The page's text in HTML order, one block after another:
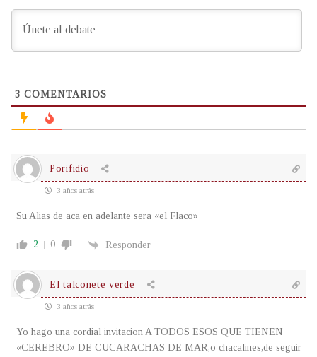
3 COMENTARIOS
Porifidio
3 años atrás
Su Alias de aca en adelante sera «el Flaco»
2 0 Responder
El talconete verde
3 años atrás
Yo hago una cordial invitacion A TODOS ESOS QUE TIENEN
«CEREBRO» DE CUCARACHAS DE MAR,o chacalines,de seguir